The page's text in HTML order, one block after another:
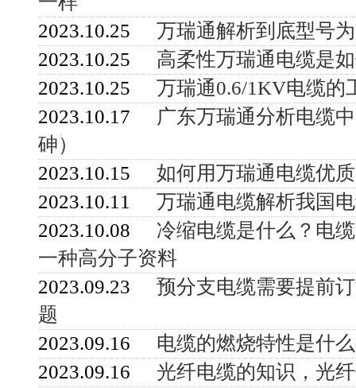
2023.10.25
万瑞通解析到底型号
2023.10.25
高柔性万瑞通电缆是
2023.10.25
万瑞通0.6/1KV电缆的
2023.10.17
广东万瑞通分析电缆
砷）
2023.10.15
如何用万瑞通电缆优
2023.10.11
万瑞通电缆解析我国
2023.10.08
冷缩电缆是什么？电
一种高分子资料
2023.09.23
预分支电缆需要提前
题
2023.09.16
电缆的燃烧特性是什
2023.09.16
光纤电缆的知识，光